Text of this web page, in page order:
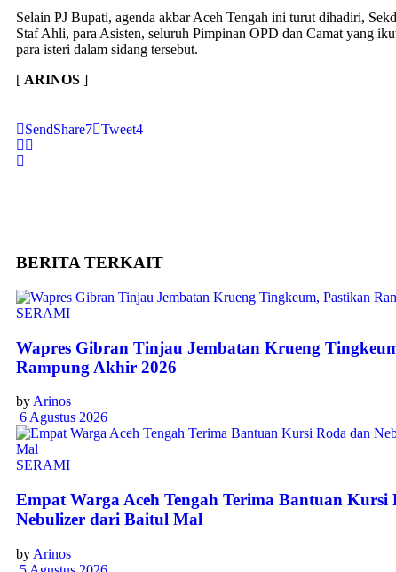
Selain PJ Bupati, agenda akbar Aceh Tengah ini turut dihadiri,
Staf Ahli, para Asisten, seluruh Pimpinan OPD dan Camat yang
para isteri dalam sidang tersebut.
[ ARINOS ]
SendShare7 Tweet4
BERITATERKAIT
SERAMI
Wapres Gibran Tinjau Jembatan Krueng
Rampung Akhir 2026
by Arinos
6 Agustus 2026
SERAMI
Empat Warga Aceh Tengah Terima Bantuan Kursi
Nebulizer dari Baitul Mal
by Arinos